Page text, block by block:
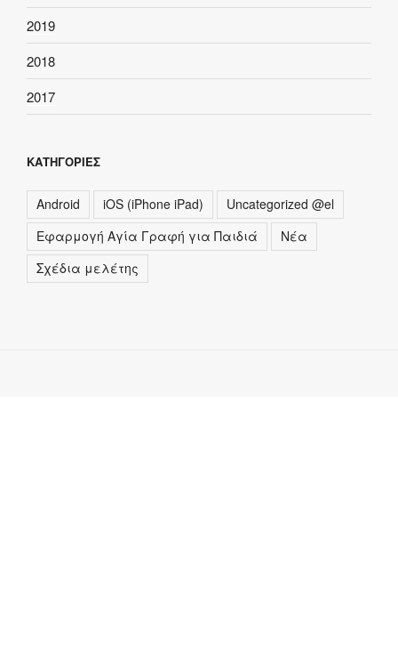
2019
2018
2017
ΚΑΤΗΓΟΡΊΕΣ
Android iOS (iPhone iPad)
Uncategorized @el
Εφαρμογή Αγία Γραφή για Παιδιά
Νέα
Σχέδια μελέτης